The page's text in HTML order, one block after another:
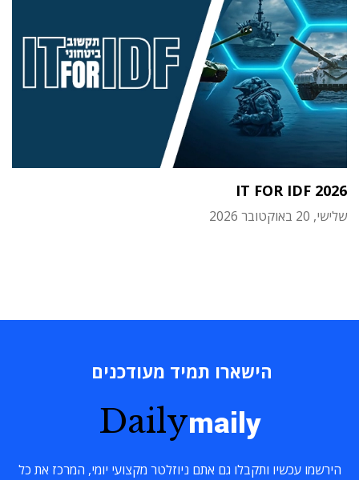
IT FOR IDF 2026
שלישי, 20 באוקטובר 2026
הישארו תמיד מעודכנים
Dailymaily
הירשמו עכשיו ותקבלו גם אתם ניוזלטר מקצועי יומי, המרכז את כל